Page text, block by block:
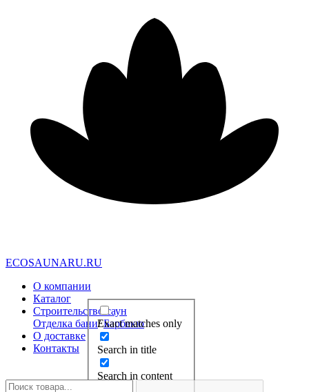
ECOSAUNARU.RU
О компании
Каталог
Строительство саун
Отделка бани/Барбекю
О доставке
Контакты
Exact matches only
Search in title
Search in content